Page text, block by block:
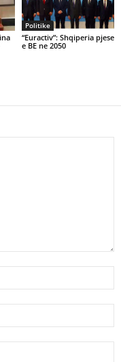
Politike
“Euractiv”: Shqiperia pjese
e BE ne 2050